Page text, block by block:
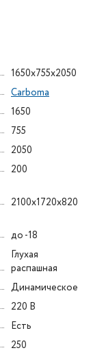
1650x755x2050
Carboma
1650
755
2050
200
2100x1720x820
до -18
Глухая
распашная
Динамическое
220 В
Есть
250